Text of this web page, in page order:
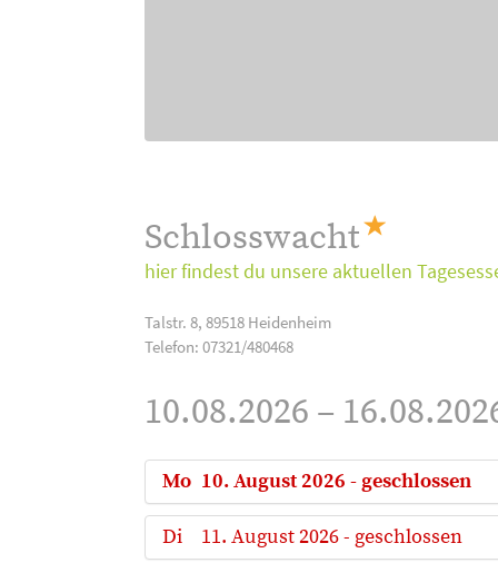
Schlosswacht
hier findest du unsere aktuellen
Talstr. 8, 89518 Heidenheim
Telefon: 07321/480468
10.08.2026 –
Mo 10. August 2026 - geschlossen
Di 11. August 2026 - geschlossen